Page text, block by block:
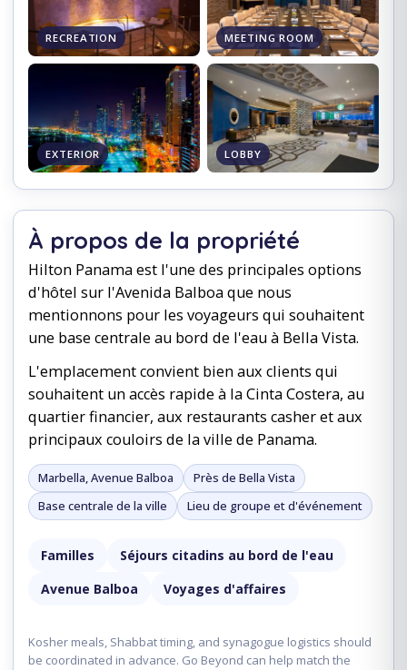
RECREATION MEETING ROOM
EXTERIOR LOBBY
À propos de la propriété
Hilton Panama est l'une des principales options
d'hôtel sur l'Avenida Balboa que nous
mentionnons pour les voyageurs qui souhaitent
une base centrale au bord de l'eau à Bella Vista.
L'emplacement convient bien aux clients qui
souhaitent un accès rapide à la Cinta Costera, au
quartier financier, aux restaurants casher et aux
principaux couloirs de la ville de Panama.
Marbella, Avenue Balboa
Près de Bella Vista
Base centrale de la ville
Lieu de groupe et d'événement
Familles
Séjours citadins au bord de l'eau
Avenue Balboa
Voyages d'affaires
Kosher meals, Shabbat timing, and synagogue logistics should
be coordinated in advance. Go Beyond can help match the